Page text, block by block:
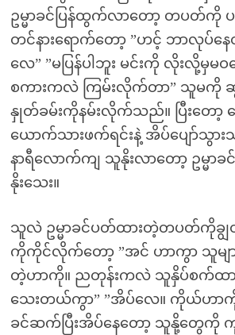
ဥမ္မာခင်ပြန်ထွက်လာတော့ တပတ်ကို
တင်နားရောက်တော့ ”ဟင့် ဘာလုပ်နေ
လေ” ”မပြန်ပါဘူး မင်းကို လိုးလို့မှမ
စကားကလဲ ကြမ်းလိုက်တာ” သူမကို
နှုတ်ခမ်းကိုနမ်းလိုက်သည်။ ပြီးတော့ စေ
ယောက်သားဖက်ရင်းနဲ့ အိပ်ပျော်သွာ
နာရီလောက်ကျ သူနိုးလာတော့ ဥမ္မာခ
နိုးသေး။
သူလဲ ဥမ္မာခင်ပတ်ထားတဲ့တပတ်ကိုခ
ကိုကိုင်လိုက်တော့ ”အင် ဟာကွာ သူမျာ
တဲ့ဟာကို။ ညတုန်းကလဲ သူနှိပ်စက်ထားပ
သေးတယ်ကွာ” ”အိပ်လေ။ ကိုယ်ဟာကို
ခင်ဆက်ပြီးအိပ်နေတော့ သူနို့တွေကို ကု